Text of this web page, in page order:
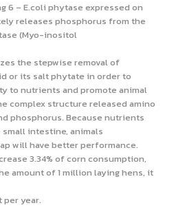
6 – E.coli phytase expressed on
releases phosphorus from the
(Myo-inositol
the stepwise removal of
or its salt phytate in order to
to nutrients and promote animal
complex structure released amino
phosphorus. Because nutrients
intestine, animals
will have better performance.
3.34% of corn consumption,
amount of 1 million laying hens, it
per year.